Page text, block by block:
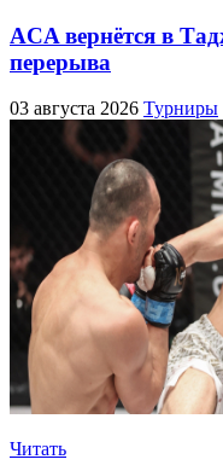
ACA вернётся в
перерыва
03 августа 2026 Турниры
Читать